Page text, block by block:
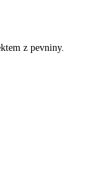
z pevniny.